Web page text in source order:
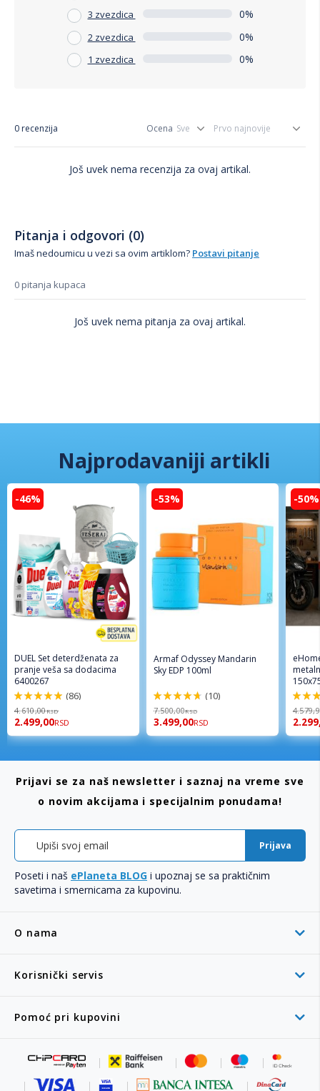
3 zvezdica 0%
2 zvezdica 0%
1 zvezdica 0%
0 recenzija Ocena
Još uvek nema recenzija za ovaj artikal.
Pitanja i odgovori (0)
Imaš nedoumicu u vezi sa ovim artiklom? Postavi pitanje
0 pitanja kupaca
Još uvek nema pitanja za ovaj artikal.
Najprodavaniji artikli
-46%
DUEL Set deterdženata za
pranje veša sa dodacima
6400267
98%
(86)
4.610,00RSD
2.499,00RSD
-53%
Armaf Odyssey Mandarin
Sky EDP 100ml
94%
(10)
7.500,00RSD
3.499,00RSD
-50%
96%
O nama
Korisnički servis
Pomoć pri kupovini
Prijavi se za naš newsletter i saznaj na vreme sve
o novim akcijama i specijalnim ponudama!
Prijava
Poseti i naš ePlaneta BLOG i upoznaj se sa praktičnim
savetima i smernicama za kupovinu.